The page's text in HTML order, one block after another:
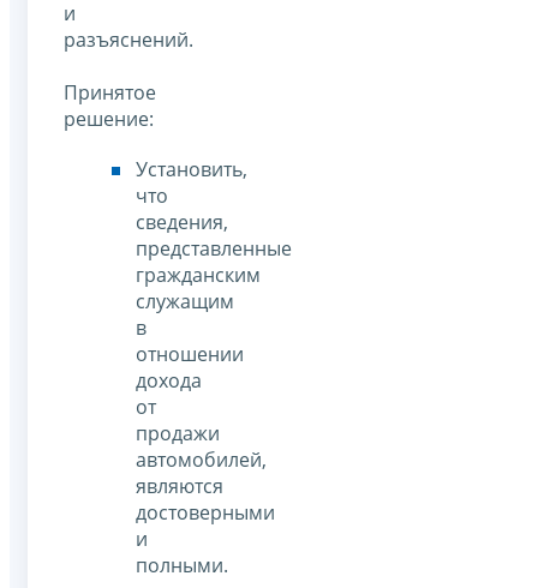
и
разъяснений.
Принятое
решение:
Установить,
что
сведения,
представленные
гражданским
служащим
в
отношении
дохода
от
продажи
автомобилей,
являются
достоверными
и
полными.